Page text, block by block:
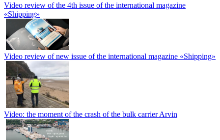
Video review of the 4th issue of the international magazine
«Shipping»
Video review of new issue of the international magazine «Shipping»
Video: the moment of the crash of the bulk carrier Arvin